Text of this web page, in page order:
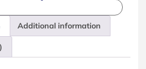
Additional information